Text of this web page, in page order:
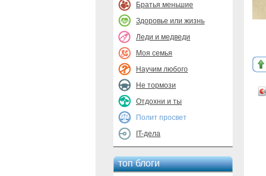
Братья меньшие
Здоровье или жизнь
Леди и медведи
Моя семья
Научим любого
Не тормози
Отдохни и ты
Полит просвет
IT-дела
топ блоги